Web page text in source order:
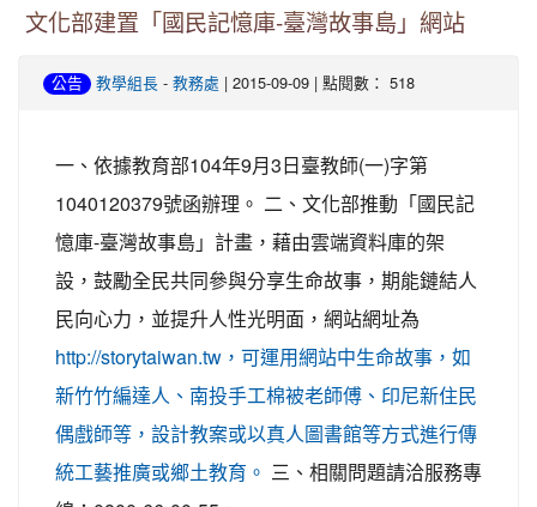
文化部建置「國民記憶庫-臺灣故事島」網站
公告 教學組長 - 教務處 | 2015-09-09 | 點閱數： 518
一、依據教育部104年9月3日臺教師(一)字第
1040120379號函辦理。 二、文化部推動「國民記
憶庫-臺灣故事島」計畫，藉由雲端資料庫的架
設，鼓勵全民共同參與分享生命故事，期能鏈結人
民向心力，並提升人性光明面，網站網址為
http://storytaiwan.tw，可運用網站中生命故事，如
新竹竹編達人、南投手工棉被老師傅、印尼新住民
偶戲師等，設計教案或以真人圖書館等方式進行傳
統工藝推廣或鄉土教育。
三、相關問題請洽服務專